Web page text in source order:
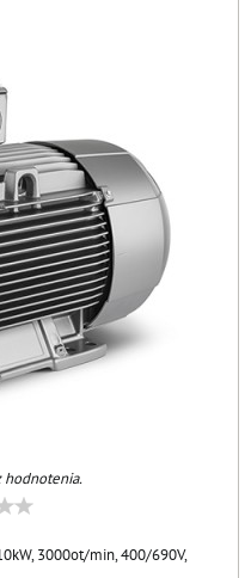
hodnotenia.
3000ot/min, 400/690V,